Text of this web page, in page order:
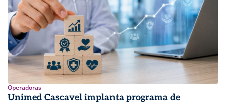
Operadoras
Unimed Cascavel implanta programa de